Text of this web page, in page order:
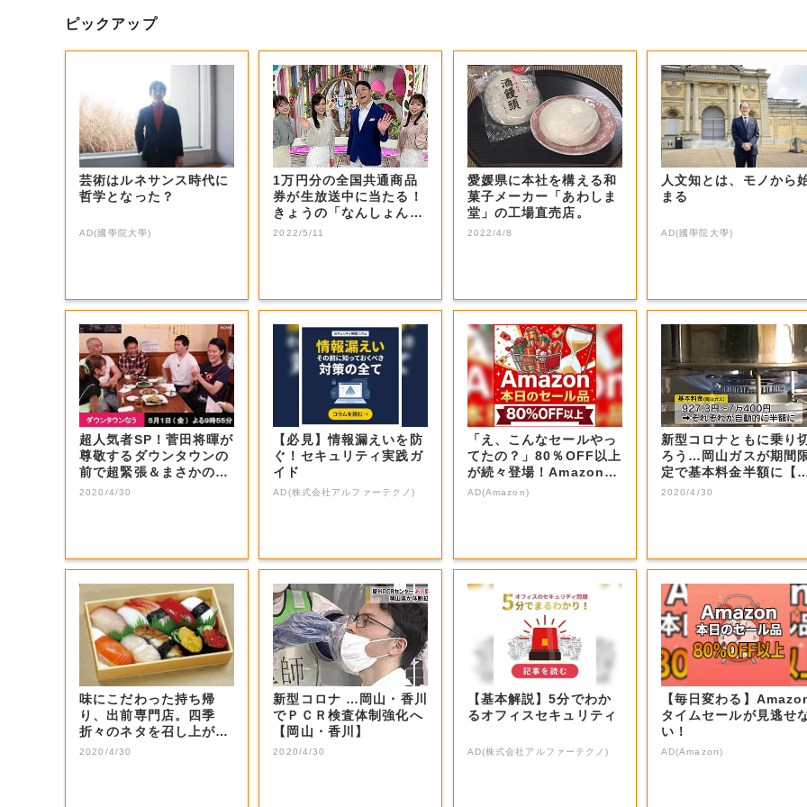
ピックアップ
芸術はルネサンス時代に
哲学となった？
AD(國學院大學)
1万円分の全国共通商品
券が生放送中に当たる！
きょうの「なんしょん？
生電話クイズ」...
2022/5/11
愛媛県に本社を構える和
菓子メーカー「あわしま
堂」の工場直売店。
2022/4/8
人文知とは、モノから
まる
AD(國學院大學)
超人気者SP！菅田将暉が
尊敬するダウンタウンの
前で超緊張＆まさかの大
号泣！思いを...
2020/4/30
【必見】情報漏えいを防
ぐ！セキュリティ実践ガ
イド
AD(株式会社アルファーテクノ)
「え、こんなセールやっ
てたの？」80％OFF以上
が続々登場！Amazonの
本気が...
AD(Amazon)
新型コロナともに乗り
ろう…岡山ガスが期間
定で基本料金半額に【
山・岡山市】
2020/4/30
味にこだわった持ち帰
り、出前専門店。四季
折々のネタを召し上が
れ。
2020/4/30
新型コロナ …岡山・香川
でＰＣＲ検査体制強化へ
【岡山・香川】
2020/4/30
【基本解説】5分でわか
るオフィスセキュリティ
AD(株式会社アルファーテクノ)
【毎日変わる】
タイムセールが見逃せ
い！
AD(Amazon)